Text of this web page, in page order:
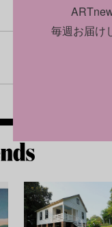
毎週お届け